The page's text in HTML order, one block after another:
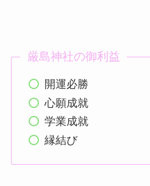
厳島神社の御利益
開運必勝
心願成就
学業成就
縁結び